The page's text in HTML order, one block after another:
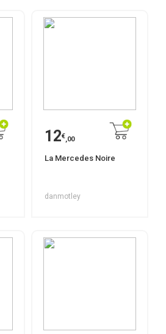
12€,00
La Mercedes Noire
danmotley